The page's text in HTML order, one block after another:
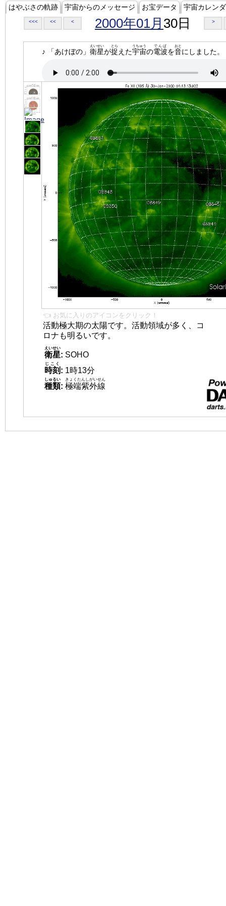
はやぶさの軌跡 宇宙からのメッセージ お宝データ 宇宙カレン
<<< << < 2000年01月 30日 >
♪ 「あけぼの」 衛星
えいせい
が捉
とら
えた宇宙
うちゅう
の電波
でんぱ
を音
おと
にしました。
👈 お気に入りのアイコンをクリック！
活動極大期の太陽です。活動領域が多く、コ
ロナも明るいです。
衛星
えいせい
: SOHO
時刻
じこく
: 1時13分
種類
しゅるい
: 極端紫外線
きょくたんしがいせん